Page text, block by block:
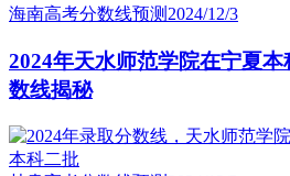
海南高考分数线预测 2024/12/3
2024年天水师范学院在宁夏
数线揭秘